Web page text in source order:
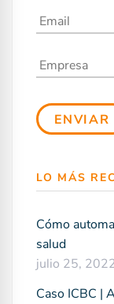
LO MÁS
Cómo
salud
julio 25,
Caso ICBC |